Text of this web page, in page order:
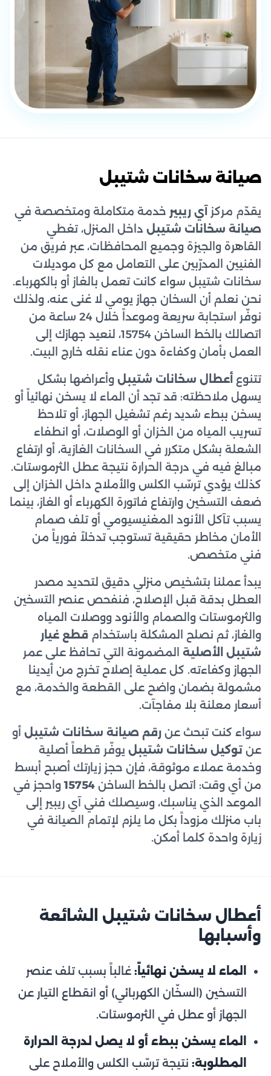
صيانة سخانات شتيبل
يقدّم مركز آي ريبير خدمة متكاملة ومتخصصة في
صيانة سخانات شتيبل داخل المنزل، تغطي
القاهرة والجيزة وجميع المحافظات، عبر فريق من
الفنيين المدرّبين على التعامل مع كل موديلات
سخانات شتيبل سواء كانت تعمل بالغاز أو بالكهرباء.
نحن نعلم أن السخان جهاز يومي لا غنى عنه، ولذلك
نوفّر استجابة سريعة وموعداً خلال 24 ساعة من
اتصالك بالخط الساخن 15754، لنعيد جهازك إلى
العمل بأمان وكفاءة دون عناء نقله خارج البيت.
تتنوع أعطال سخانات شتيبل وأعراضها بشكل
يسهل ملاحظته: قد تجد أن الماء لا يسخن نهائياً أو
يسخن ببطء شديد رغم تشغيل الجهاز، أو تلاحظ
تسريب المياه من الخزان أو الوصلات، أو انطفاء
الشعلة بشكل متكرر في السخانات الغازية، أو ارتفاع
مبالغ فيه في درجة الحرارة نتيجة عطل الثرموستات.
كذلك يؤدي ترسّب الكلس والأملاح داخل الخزان إلى
ضعف التسخين وارتفاع فاتورة الكهرباء أو الغاز، بينما
يسبب تآكل الأنود المغنيسيومي أو تلف صمام
الأمان مخاطر حقيقية تستوجب تدخلاً فورياً من
فني متخصص.
يبدأ عملنا بتشخيص منزلي دقيق لتحديد مصدر
العطل بدقة قبل الإصلاح، فنفحص عنصر التسخين
والثرموستات والصمام والأنود ووصلات المياه
والغاز، ثم نصلح المشكلة باستخدام قطع غيار
شتيبل الأصلية المضمونة التي تحافظ على عمر
الجهاز وكفاءته. كل عملية إصلاح تخرج من أيدينا
مشمولة بضمان واضح على القطعة والخدمة، مع
أسعار معلنة بلا مفاجآت.
سواء كنت تبحث عن رقم صيانة سخانات شتيبل أو
عن توكيل سخانات شتيبل يوفّر قطعاً أصلية
وخدمة عملاء موثوقة، فإن حجز زيارتك أصبح أبسط
من أي وقت: اتصل بالخط الساخن 15754واحجز في
الموعد الذي يناسبك، وسيصلك فني آي ريبير إلى
باب منزلك مزوداً بكل ما يلزم لإتمام الصيانة في
زيارة واحدة كلما أمكن.
أعطال سخانات شتيبل الشائعة
وأسبابها
الماء لا يسخن نهائياً: غالباً بسبب تلف عنصر
التسخين (السخّان الكهربائي) أو انقطاع التيار عن
الجهاز أو عطل في الثرموستات.
الماء يسخن ببطء أو لا يصل لدرجة الحرارة
المطلوبة: نتيجة ترسّب الكلس والأملاح على